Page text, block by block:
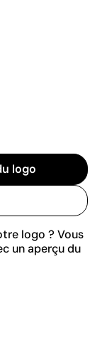
logo
logo ? Vous
un aperçu du